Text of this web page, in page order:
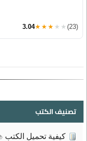
3.04★★★★★ (23)
تصنيف الكتب
كيفية تحميل الكتب